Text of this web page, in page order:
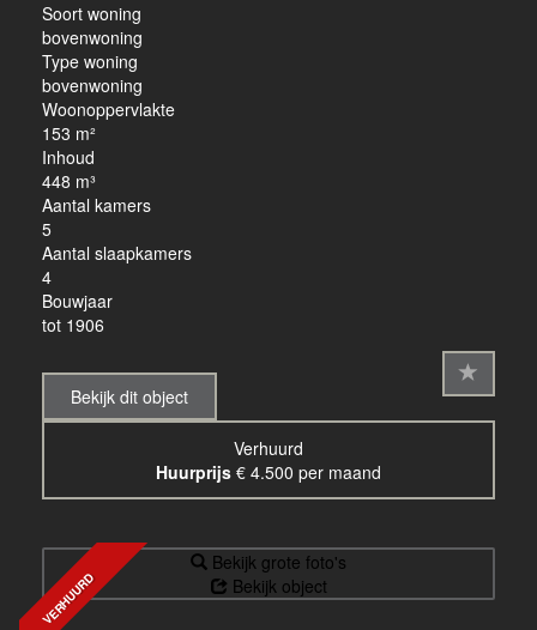
Soort woning
bovenwoning
Type woning
bovenwoning
Woonoppervlakte
153 m²
Inhoud
448 m³
Aantal kamers
5
Aantal slaapkamers
4
Bouwjaar
tot 1906
Bekijk dit object
Verhuurd
Huurprijs € 4.500 per maand
VERHUURD
Bekijk grote foto's
Bekijk object